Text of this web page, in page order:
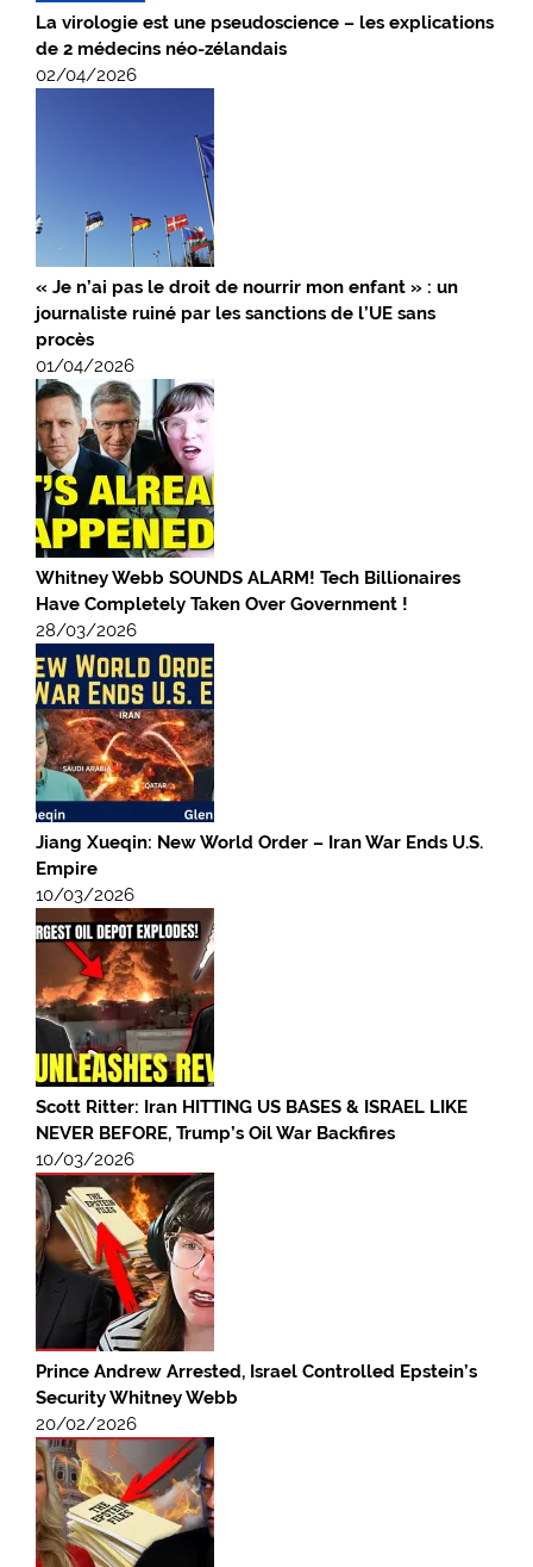
La virologie est une pseudoscience – les explications
de 2 médecins néo-zélandais
02/04/2026
« Je n’ai pas le droit de nourrir mon enfant » : un
journaliste ruiné par les sanctions de l’UE sans
procès
01/04/2026
Whitney Webb SOUNDS ALARM! Tech Billionaires
Have Completely Taken Over Government !
28/03/2026
Jiang Xueqin: New World Order – Iran War Ends U.S.
Empire
10/03/2026
Scott Ritter: Iran HITTING US BASES & ISRAEL LIKE
NEVER BEFORE, Trump’s Oil War Backfires
10/03/2026
Prince Andrew Arrested, Israel Controlled Epstein’s
Security Whitney Webb
20/02/2026